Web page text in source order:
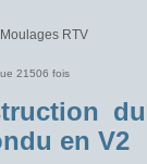
Moulages RTV
21506 fois
en V2